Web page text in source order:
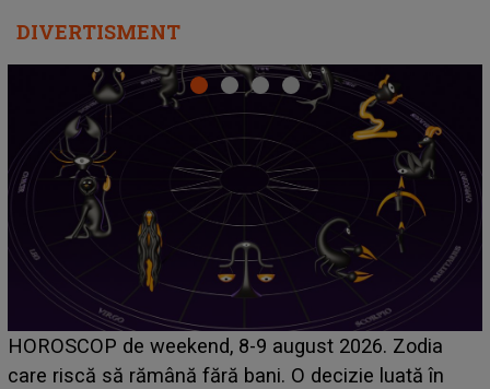
DIVERTISMENT
Emanuel a ținut ACEST DETALIU ASCUNS până
acum! În fața Alexandrei, concurentul din Casa Iubirii